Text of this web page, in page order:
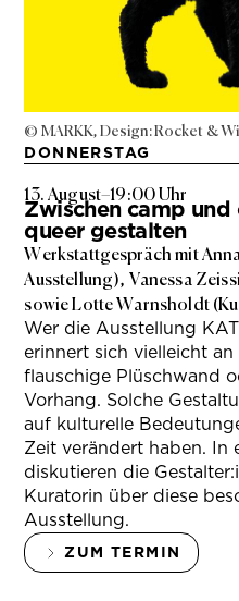
© MARKK, Design: Rocket &
DONNERSTAG
13. August–19:00 Uhr
Zwischen camp
queer gestalten
Werkstattgespräch mit
Ausstellung), Vanessa
sowie Lotte Warnsholdt
Wer die Ausstellung
erinnert sich vielleicht
flauschige Plüschwand
Vorhang. Solche
auf kulturelle
Zeit verändert haben. In
diskutieren die
Kuratorin über diese
Ausstellung.
ZUM TERMIN